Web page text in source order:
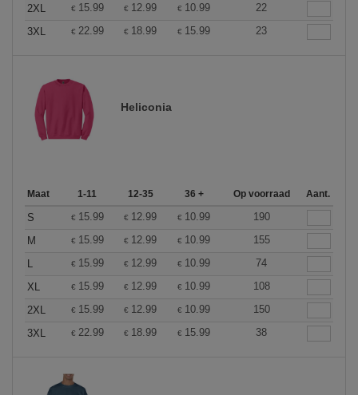
2XL
€ 15.99 € 12.99 € 10.99
22
3XL
€ 22.99 € 18.99 € 15.99 23
Heliconia
Maat 1-11 12-35 36 + Op voorraad Aant.
S € 15.99 € 12.99 € 10.99
190
M
€ 15.99 € 12.99 € 10.99
155
L
€ 15.99 € 12.99 € 10.99
74
XL
€ 15.99 € 12.99 € 10.99
108
2XL
€ 15.99 € 12.99 € 10.99
150
3XL
€ 22.99 € 18.99 € 15.99 38